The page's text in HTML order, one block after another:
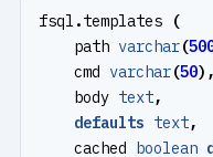
fsql .templates
(
path varchar(
cmd varchar(50),
body text,
defaults text,
cached boolean